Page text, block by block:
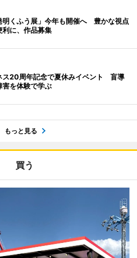
明くふう展」今年も開催へ 豊かな視点
利に、作品募集
ス20周年記念で夏休みイベント 盲導
害を体験で学ぶ
もっと見る
買う